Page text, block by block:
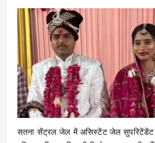
सतना सेंट्रल जेल में असिस्टेंट जेल सुपरिटेंडेंट